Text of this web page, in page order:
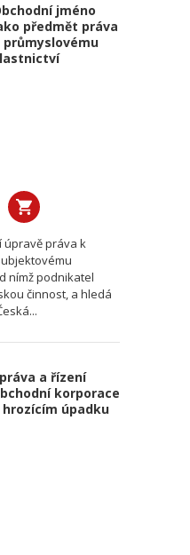
jméno
předmět práva
průmyslovému
úpravě práva k
nímž podnikatel
činnost, a hledá
a řízení
korporace
hrozícím úpadku